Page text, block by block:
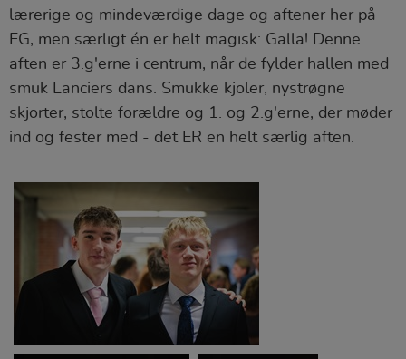
lærerige og mindeværdige dage og aftener her på
FG, men særligt én er helt magisk: Galla! Denne
aften er 3.g'erne i centrum, når de fylder hallen med
smuk Lanciers dans. Smukke kjoler, nystrøgne
skjorter, stolte forældre og 1. og 2.g'erne, der møder
ind og fester med - det ER en helt særlig aften.